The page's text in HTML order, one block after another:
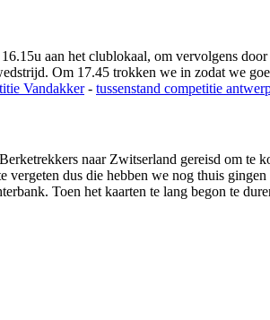
aan het clublokaal, om vervolgens
Om 17.45 trokken we in zodat we
Vandakker- tussenstand competitie
naar Zwitserland gereisd om te
dus die hebben we nog thuis
Toen het kaarten te lang begon te